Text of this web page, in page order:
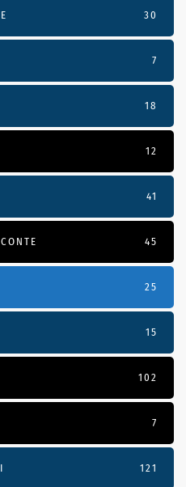
30
7
18
12
41
45
25
15
102
7
121